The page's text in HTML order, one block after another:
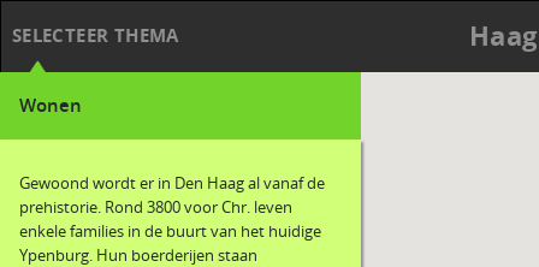
SELECTEER THEMA
Wonen
Gewoond wordt er in Den Haag al vanaf de
prehistorie. Rond 3800 voor Chr. leven
enkele families in de buurt van het huidige
Ypenburg. Hun boerderijen staan